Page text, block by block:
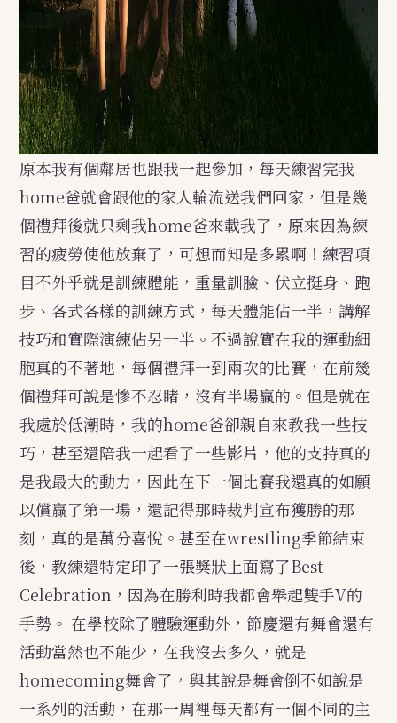
原本我有個鄰居也跟我一起參加，每天練習完我
home爸就會跟他的家人輪流送我們回家，但是幾
個禮拜後就只剩我home爸來載我了，原來因為練
習的疲勞使他放棄了，可想而知是多累啊！練習項
目不外乎就是訓練體能，重量訓臉、伏立挺身、跑
步、各式各樣的訓練方式，每天體能佔一半，講解
技巧和實際演練佔另一半。不過說實在我的運動細
胞真的不著地，每個禮拜一到兩次的比賽，在前幾
個禮拜可說是慘不忍睹，沒有半場贏的。但是就在
我處於低潮時，我的home爸卻親自來教我一些技
巧，甚至還陪我一起看了一些影片，他的支持真的
是我最大的動力，因此在下一個比賽我還真的如願
以償贏了第一場，還記得那時裁判宣布獲勝的那
刻，真的是萬分喜悅。甚至在wrestling季節結束
後，教練還特定印了一張獎狀上面寫了Best
Celebration，因為在勝利時我都會舉起雙手V的
手勢。 在學校除了體驗運動外，節慶還有舞會還有
活動當然也不能少，在我沒去多久，就是
homecoming舞會了，與其說是舞會倒不如說是
一系列的活動，在那一周裡每天都有一個不同的主